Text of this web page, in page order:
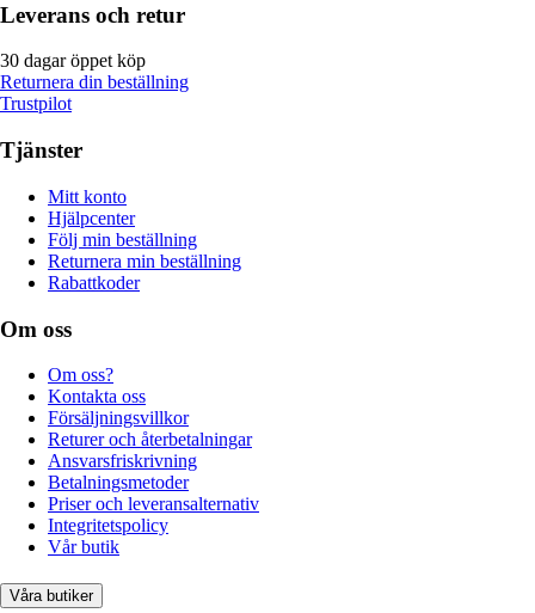
Leverans och retur
30 dagar öppet köp
Returnera din beställning
Trustpilot
Tjänster
Mitt konto
Hjälpcenter
Följ min beställning
Returnera min beställning
Rabattkoder
Om oss
Om oss?
Kontakta oss
Försäljningsvillkor
Returer och återbetalningar
Ansvarsfriskrivning
Betalningsmetoder
Priser och leveransalternativ
Integritetspolicy
Vår butik
Våra butiker